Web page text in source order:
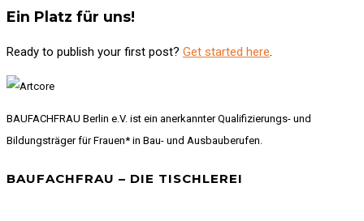
Ein Platz für uns!
Ready to publish your first post? Get started here.
BAUFACHFRAU Berlin e.V. ist ein anerkannter Qualifizierungs- und
Bildungsträger für Frauen* in Bau- und Ausbauberufen.
BAUFACHFRAU – DIE TISCHLEREI